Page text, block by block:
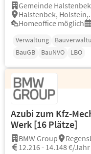
Gemeinde Halstenbek
Halstenbek,
Homeoffice möglich
Verwaltung
BauGB
BauNVO LBO
Azubi zum Kfz-
Werk [16 Plätze]
BMW Group
12.216 - 14.148 €/